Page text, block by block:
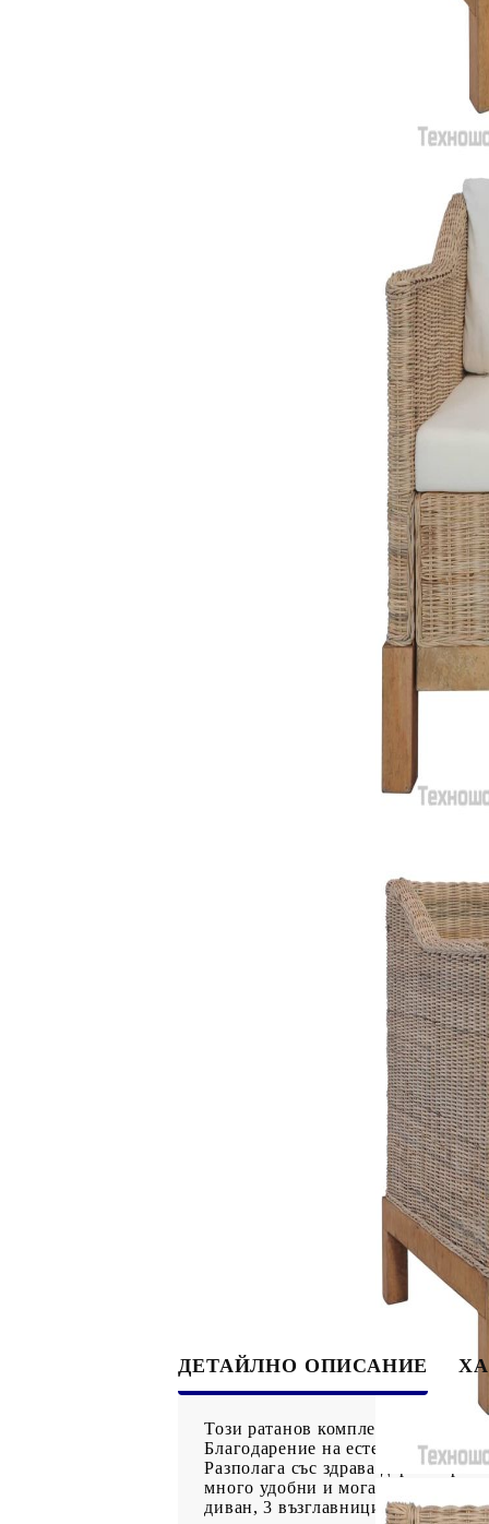
ДЕТАЙЛНО ОПИСАНИЕ
Този ратанов комплект мека
Благодарение на естествения
Разполага със здрава дървена
много удобни и могат да се
диван, 3 възглавници за